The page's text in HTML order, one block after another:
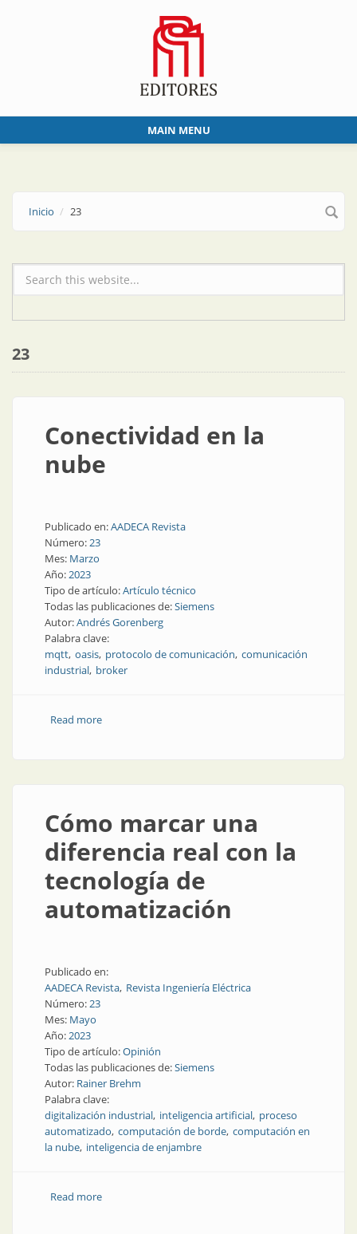
MAIN MENU
Inicio 23
Formulario de búsqueda
23
Conectividad en la
nube
Publicado en:AADECA Revista
Número:23
Mes: Marzo
Año:2023
Tipo de artículo:Artículo técnico
Todas las publicaciones de:Siemens
Autor:Andrés Gorenberg
Palabra clave:
mqtt oasis protocolo de comunicación comunicación
industrial broker
Read moreabout Conectividad en la nube
Cómo marcar una
diferencia real con la
tecnología de
automatización
Publicado en:
AADECA Revista Revista Ingeniería Eléctrica
Número:23
Mes: Mayo
Año:2023
Tipo de artículo:Opinión
Todas las publicaciones de:Siemens
Autor: Rainer Brehm
Palabra clave:
digitalización industrial inteligencia artificial proceso
automatizado computación de borde computación en
la nube inteligencia de enjambre
Read moreabout Cómo marcar una diferencia real con la